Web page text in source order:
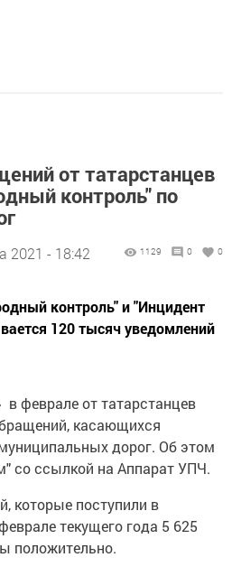
от татарстанцев
контроль" по
2021 - 18:42 1129 0 0
контроль" и "Инцидент
120 тысяч уведомлений
феврале от татарстанцев
касающихся
дорог. Об этом
со ссылкой на Аппарат УПЧ.
которые поступили в
текущего года 5 625
положительно.